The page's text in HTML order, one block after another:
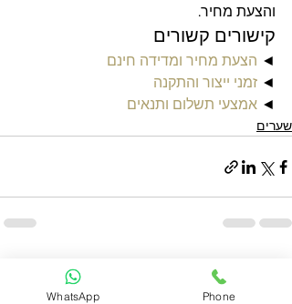
והצעת מחיר.
קישורים קשורים
◄ הצעת מחיר ומדידה חינם
◄ זמני ייצור והתקנה
◄ אמצעי תשלום ותנאים
שערים
פוסטים אחרונים
WhatsApp Phone